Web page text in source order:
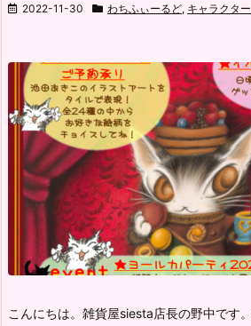
2022-11-30 わちふぃーるど, キャラクター
こんにちは。雑貨屋siesta店長の野中です。